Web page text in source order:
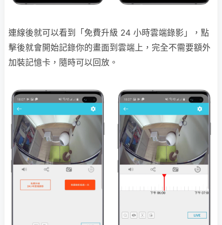
連線後就可以看到「免費升級 24 小時雲端錄影」，點
擊後就會開始記錄你的畫面到雲端上，完全不需要額外
加裝記憶卡，隨時可以回放。